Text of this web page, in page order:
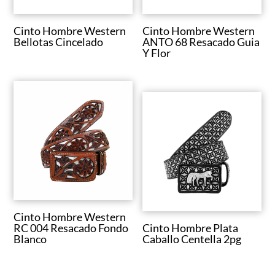
Cinto Hombre Western
Bellotas Cincelado
Cinto Hombre Western
ANTO 68 Resacado Guia
Y Flor
Cinto Hombre Western
RC 004 Resacado Fondo
Blanco
Cinto Hombre Plata
Caballo Centella 2pg